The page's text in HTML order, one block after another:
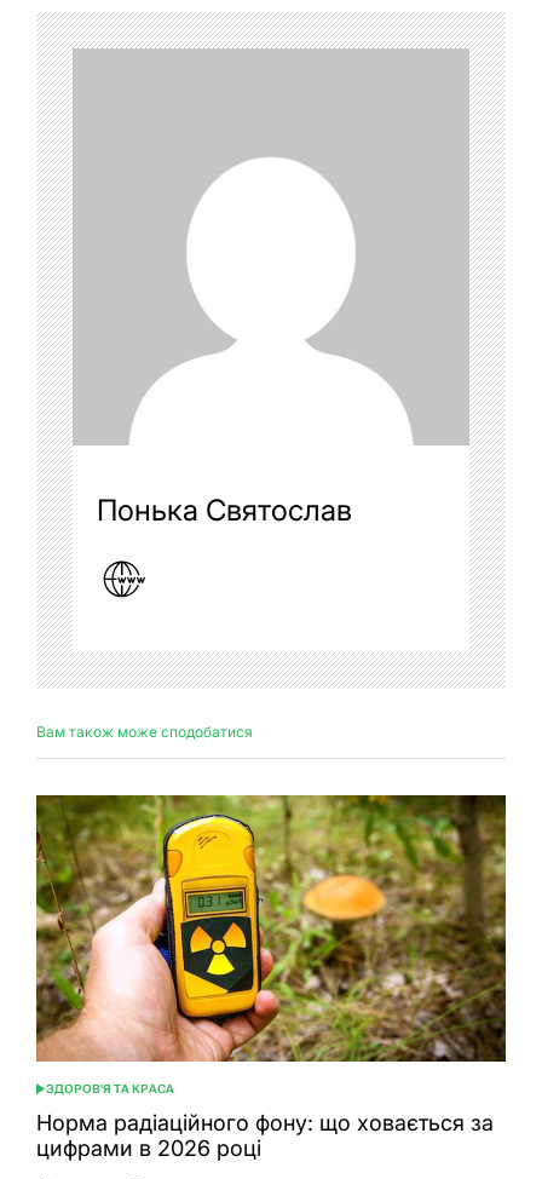
Понька Святослав
Вам також може сподобатися
ОПУБЛІКУВАТИ
У
ЗДОРОВ'Я ТА КРАСА
Норма радіаційного фону: що ховається за
цифрами в 2026 році